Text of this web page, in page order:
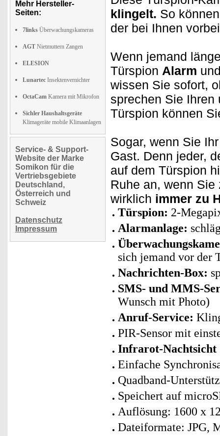
Mehr Hersteller-
Seiten:
7links Überwachungskameras
AGT Nietmuttern Zangen
ELESION
Lunartec Insektenvernichter
OctaCam Kamera mit Mikrofon
Sichler Haushaltsgeräte
Klimageräte mobile Klimaanlagen
Service- & Support-
Website der Marke
Somikon für die
Vertriebsgebiete
Deutschland,
Österreich und
Schweiz
Datenschutz
Impressum
klingelt. So
der bei Ihnen
Wenn jemand
Türspion Alarm
wissen Sie sofort,
sprechen Sie Ihren
Türspion können
Sogar, wenn Sie
Gast. Denn jeder,
auf dem Türspion
Ruhe an, wenn
wirklich immer zu
Türspion: 2-
Alarmanlage:
sich jemand vor der
Nachrichten-Box:
SMS- und MMS-
Wunsch mit Photo)
Anruf-Service:
PIR-Sensor mit
Infrarot-Nachtsicht
Einfache
Quadband-
Speichert auf
Auflösung: 1600 x
Dateiformate: JPG,